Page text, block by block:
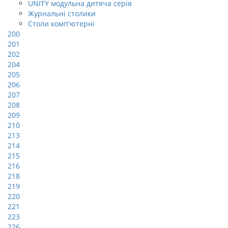
UNITY модульна дитяча серія
Журнальні столики
Столи комп'ютерні
200
201
202
204
205
206
207
208
209
210
213
214
215
216
218
219
220
221
223